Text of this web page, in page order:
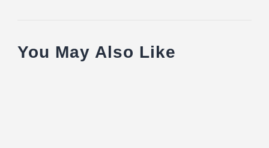
You May Also Like